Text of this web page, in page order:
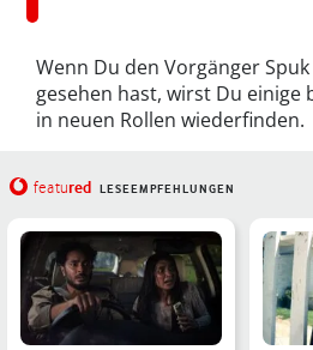
Wenn Du den Vorgänger
gesehen hast, wirst Du einige
in neuen Rollen wiederfinden.
featured LESEEMPFEHLUNGEN